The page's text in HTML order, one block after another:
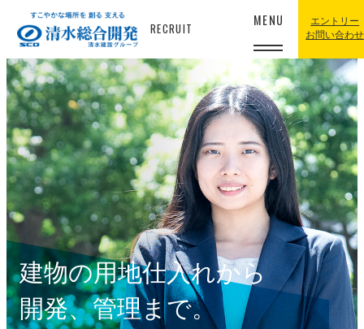
RECRUIT
MENU
エントリー
お問い合わせ
建物の用地仕入れから
開発、管理まで。